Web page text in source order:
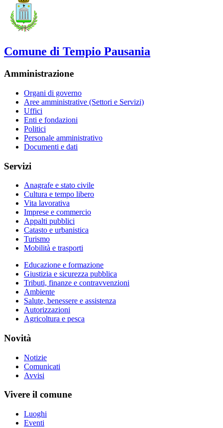
Comune di Tempio Pausania
Amministrazione
Organi di governo
Aree amministrative (Settori e Servizi)
Uffici
Enti e fondazioni
Politici
Personale amministrativo
Documenti e dati
Servizi
Anagrafe e stato civile
Cultura e tempo libero
Vita lavorativa
Imprese e commercio
Appalti pubblici
Catasto e urbanistica
Turismo
Mobilità e trasporti
Educazione e formazione
Giustizia e sicurezza pubblica
Tributi, finanze e contravvenzioni
Ambiente
Salute, benessere e assistenza
Autorizzazioni
Agricoltura e pesca
Novità
Notizie
Comunicati
Avvisi
Vivere il comune
Luoghi
Eventi